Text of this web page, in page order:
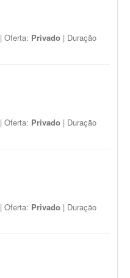
| Oferta: Privado | Duração
| Oferta: Privado | Duração
| Oferta: Privado | Duração